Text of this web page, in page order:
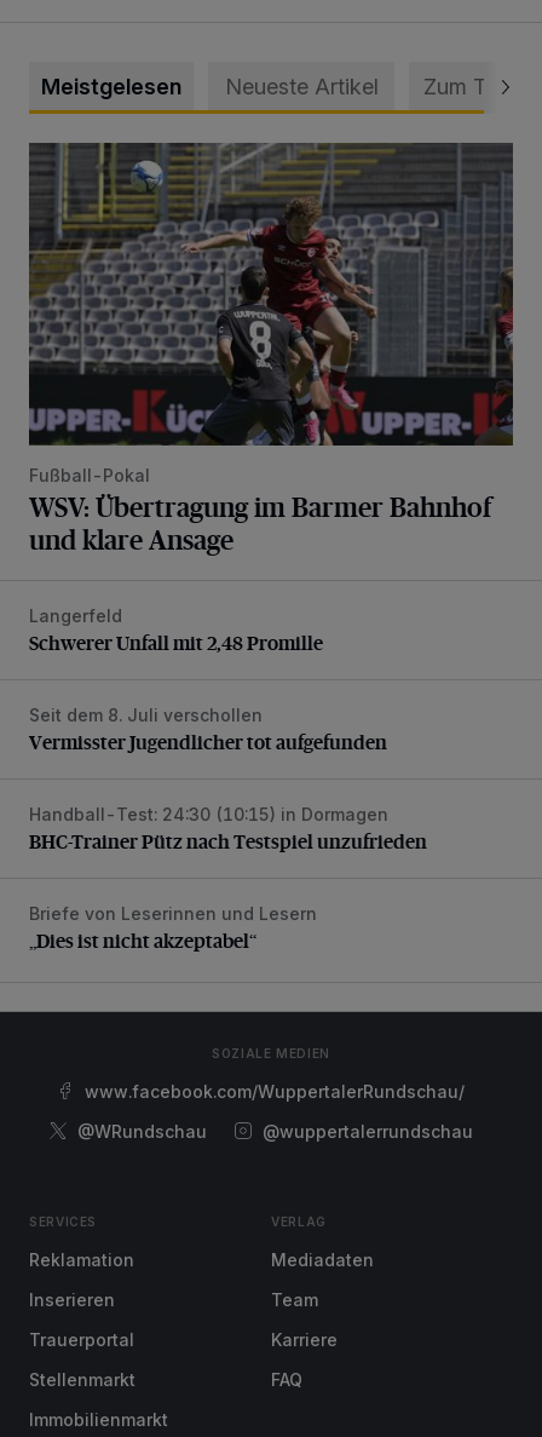
Meistgelesen Neueste Artikel Zum Thema
WSV: Übertragung im Barmer Bahnhof und klare Ansage
Fußball-Pokal
WSV: Übertragung im Barmer Bahnhof
und klare Ansage
Schwerer Unfall mit 2,48 Promille
Langerfeld
Schwerer Unfall mit 2,48 Promille
Vermisster Jugendlicher tot aufgefunden
Seit dem 8. Juli verschollen
Vermisster Jugendlicher tot aufgefunden
BHC-Trainer Pütz nach Testspiel unzufrieden
Handball-Test: 24:30 (10:15) in Dormagen
BHC-Trainer Pütz nach Testspiel unzufrieden
„Dies ist nicht akzeptabel“
Briefe von Leserinnen und Lesern
„Dies ist nicht akzeptabel“
SOZIALE MEDIEN
www.facebook.com/WuppertalerRundschau/
@WRundschau
@wuppertalerrundschau
SERVICES
Reklamation
Inserieren
Trauerportal
Stellenmarkt
Immobilienmarkt
VERLAG
Mediadaten
Team
Karriere
FAQ